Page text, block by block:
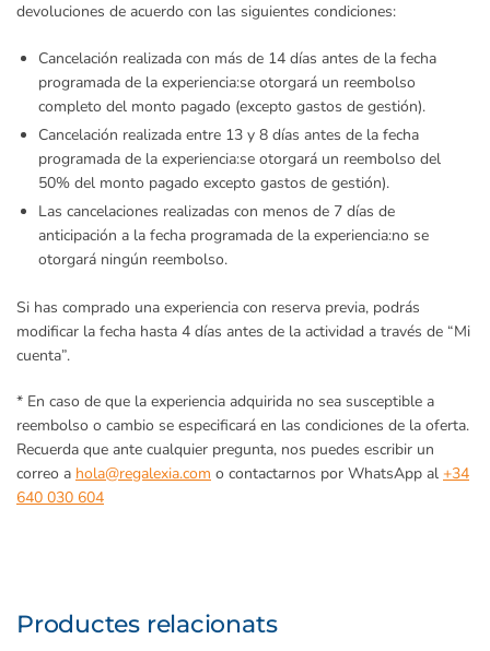
devoluciones de acuerdo con las siguientes condiciones:
Cancelación realizada con más de 14 días antes de la fecha
programada de la experiencia:se otorgará un reembolso
completo del monto pagado (excepto gastos de gestión).
Cancelación realizada entre 13 y 8 días antes de la fecha
programada de la experiencia:se otorgará un reembolso del
50% del monto pagado excepto gastos de gestión).
Las cancelaciones realizadas con menos de 7 días de
anticipación a la fecha programada de la experiencia:no se
otorgará ningún reembolso.
Si has comprado una experiencia con reserva previa, podrás
modificar la fecha hasta 4 días antes de la actividad a través de “Mi
cuenta”.
* En caso de que la experiencia adquirida no sea susceptible a
reembolso o cambio se especificará en las condiciones de la oferta.
Recuerda que ante cualquier pregunta, nos puedes escribir un
correo a hola@regalexia.com o contactarnos por WhatsApp al +34
640 030 604
Productes relacionats